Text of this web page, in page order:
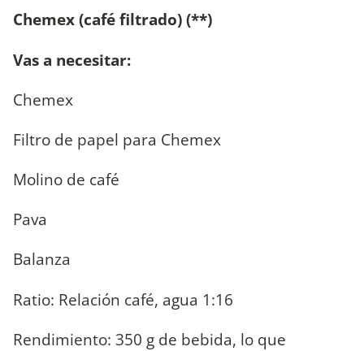
Chemex (café filtrado) (**)
Vas a necesitar:
Chemex
Filtro de papel para Chemex
Molino de café
Pava
Balanza
Ratio: Relación café, agua 1:16
Rendimiento: 350 g de bebida, lo que